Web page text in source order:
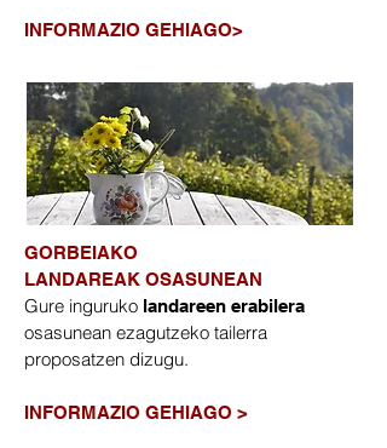
INFORMAZIO GEHIAGO>
GORBEIAKO
LANDAREAK OSASUNEAN
Gure inguruko landareen erabilera
osasunean ezagutzeko tailerra
proposatzen dizugu.
​INFORMAZIO GEHIAGO >